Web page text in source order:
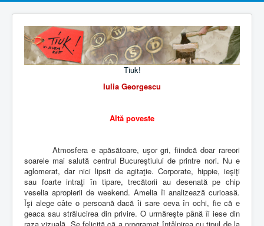
Tiuk!
Iulia Georgescu
Altă poveste
Atmosfera e apăsătoare, uşor gri, fiindcă doar rareori
soarele mai salută centrul Bucureştiului de printre nori. Nu e
aglomerat, dar nici lipsit de agitaţie. Corporate, hippie, ieşiţi
sau foarte intraţi în tipare, trecătorii au desenată pe chip
veselia apropierii de weekend. Amelia îi analizează curioasă.
Îşi alege câte o persoană dacă îi sare ceva în ochi, fie că e
geaca sau strălucirea din privire. O urmăreşte până îi iese din